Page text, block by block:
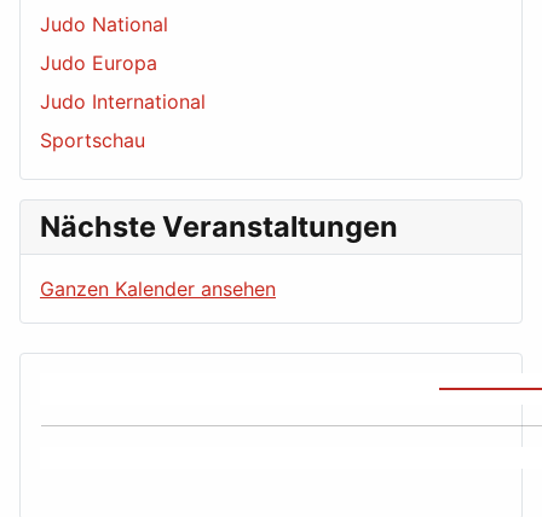
Judo National
Judo Europa
Judo International
Sportschau
Nächste Veranstaltungen
Ganzen Kalender ansehen